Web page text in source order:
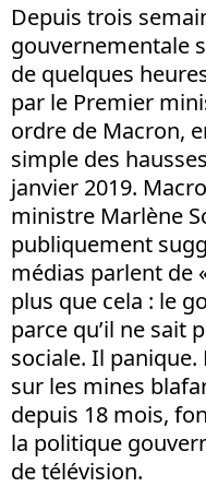
Depuis trois
gouvernementale
de quelques
par le Premier
ordre de Macron,
simple des
janvier 2019.
ministre Marlène
publiquement
médias parlent de
plus que cela : le
parce qu’il ne sait
sociale. Il
sur les mines
depuis 18 mois,
la politique
de télévision.